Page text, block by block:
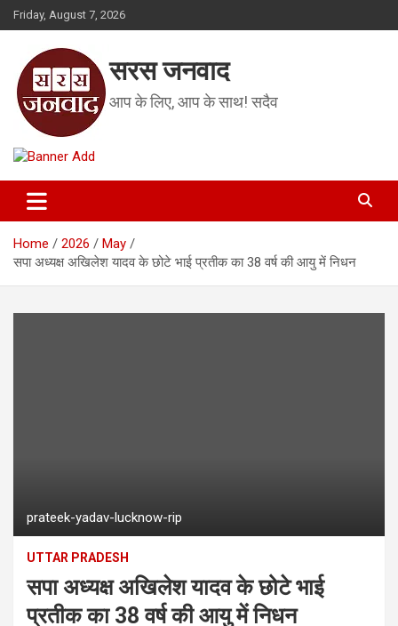
Skip
to
Friday, August 7, 2026
सरस जनवाद
आप के लिए, आप के साथ! सदैव
Home 2026
May
सपा अध्यक्ष अखिलेश यादव के छोटे भाई प्रतीक का 38 वर्ष की आयु में निधन
prateek-yadav-lucknow-rip
UTTAR PRADESH
सपा अध्यक्ष अखिलेश यादव के छोटे भाई
प्रतीक का 38 वर्ष की आयु में निधन